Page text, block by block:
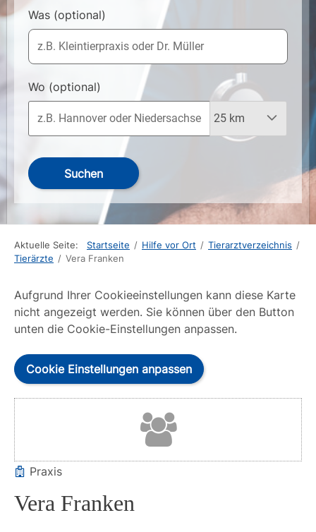
Was (optional)
Wo (optional)
Suchen
Aktuelle Seite: Startseite / Hilfe vor Ort / Tierarztverzeichnis /
Tierärzte / Vera Franken
Aufgrund Ihrer Cookieeinstellungen kann diese Karte
nicht angezeigt werden. Sie können über den Button
unten die Cookie-Einstellungen anpassen.
Cookie Einstellungen anpassen
Praxis
Vera Franken